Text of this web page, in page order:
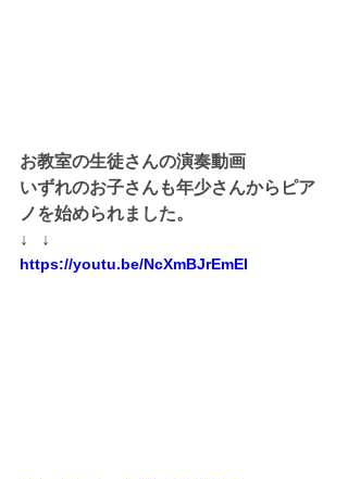
お教室の生徒さんの演奏動画
いずれのお子さんも年少さんからピア
ノを始められました。
↓   ↓
https://youtu.be/NcXmBJrEmEI